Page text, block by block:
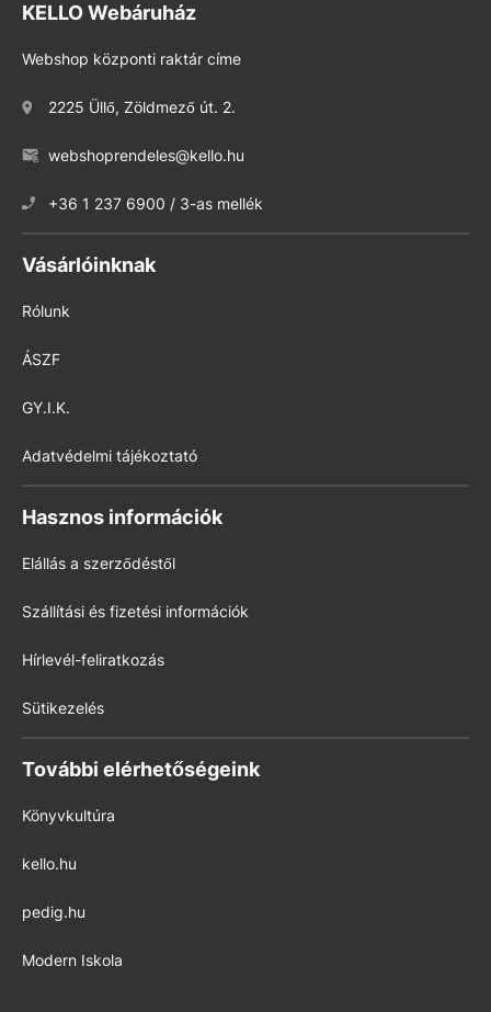
KELLO Webáruház
Webshop központi raktár címe
2225 Üllő, Zöldmező út. 2.
webshoprendeles@kello.hu
+36 1 237 6900 / 3-as mellék
Vásárlóinknak
Rólunk
ÁSZF
GY.I.K.
Adatvédelmi tájékoztató
Hasznos információk
Elállás a szerződéstől
Szállítási és fizetési információk
Hírlevél-feliratkozás
Sütikezelés
További elérhetőségeink
Könyvkultúra
kello.hu
pedig.hu
Modern Iskola